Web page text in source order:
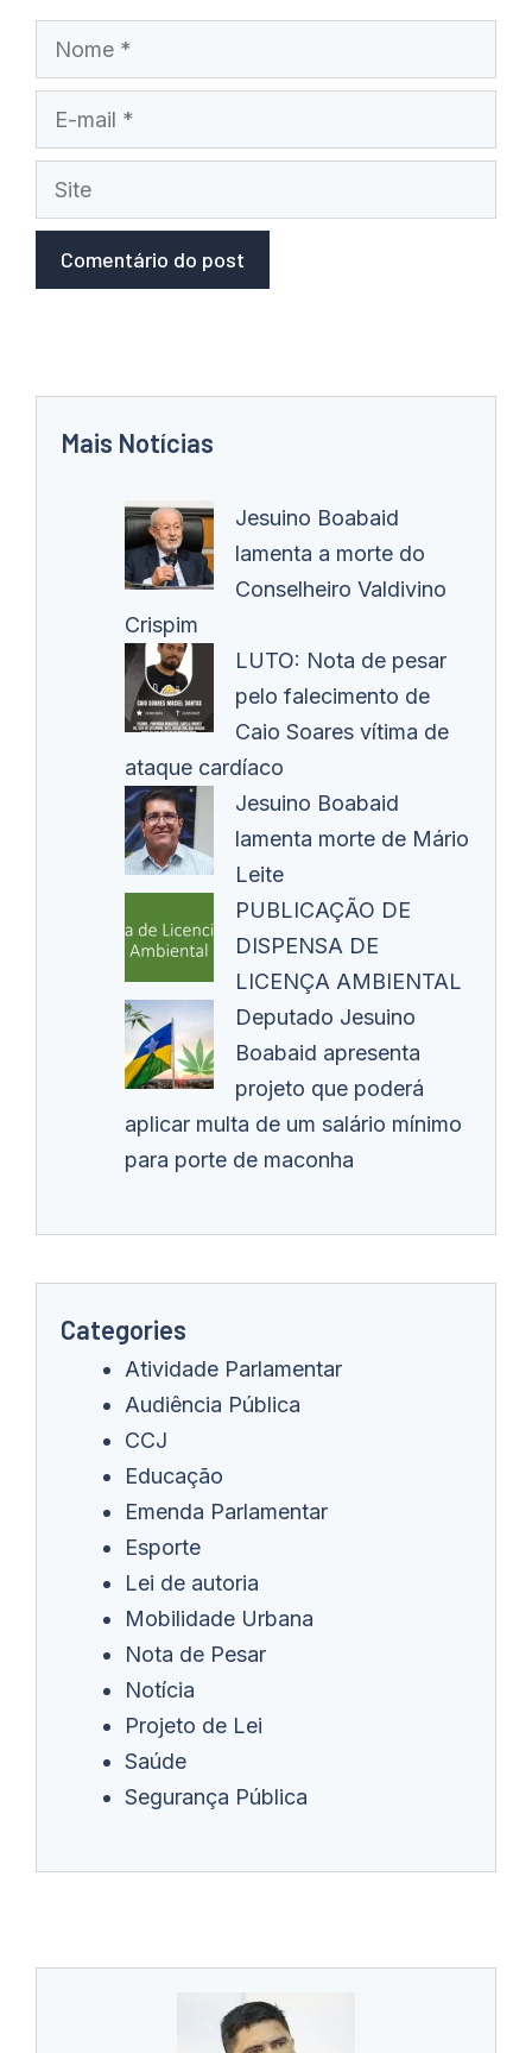
Nome
mail
Site
Mais Notícias
Jesuino Boabaid
lamenta a morte do
Conselheiro Valdivino
Crispim
LUTO: Nota de pesar
pelo falecimento de
Caio Soares vítima de
ataque cardíaco
Jesuino Boabaid
lamenta morte de Mário
Leite
PUBLICAÇÃO DE
DISPENSA DE
LICENÇA AMBIENTAL
Deputado Jesuino
Boabaid apresenta
projeto que poderá
aplicar multa de um salário mínimo
para porte de maconha
Categories
Atividade Parlamentar
Audiência Pública
CCJ
Educação
Emenda Parlamentar
Esporte
Lei de autoria
Mobilidade Urbana
Nota de Pesar
Notícia
Projeto de Lei
Saúde
Segurança Pública